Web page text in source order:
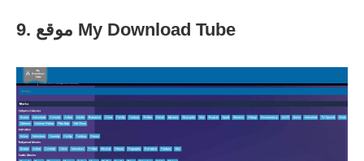
9. موقع My Download Tube